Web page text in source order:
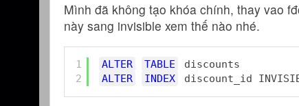
Mình đã không tạo khóa chính, thay vao
này sang invisible xem thế nào nhé.
1
2
ALTER TABLE
discounts
ALTER
INDEX discount_id